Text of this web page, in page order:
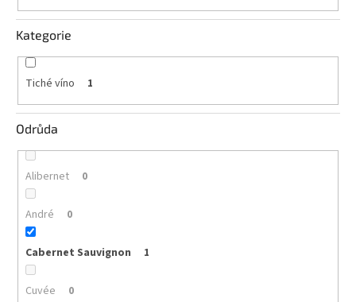
BiB
-
objem
Ostatní
vína
Značky
Kategorie
Tiché víno 1
Odrůda
Alibernet 0
André 0
Cabernet Sauvignon 1
Cuvée 0